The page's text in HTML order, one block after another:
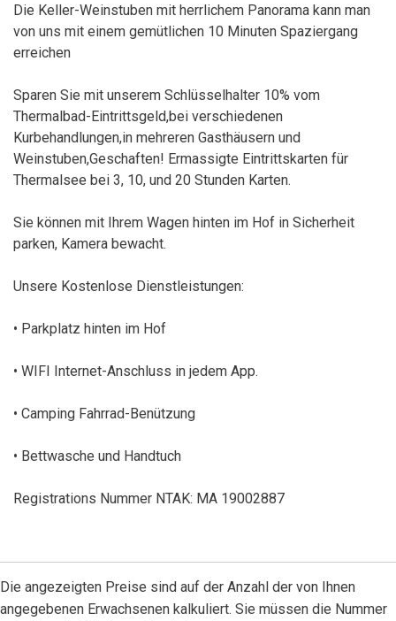
Die Keller-Weinstuben mit herrlichem Panorama kann man
von uns mit einem gemütlichen 10 Minuten Spaziergang
erreichen
Sparen Sie mit unserem Schlüsselhalter 10% vom
Thermalbad-Eintrittsgeld,bei verschiedenen
Kurbehandlungen,in mehreren Gasthäusern und
Weinstuben,Geschaften! Ermassigte Eintrittskarten für
Thermalsee bei 3, 10, und 20 Stunden Karten.
Sie können mit Ihrem Wagen hinten im Hof in Sicherheit
parken, Kamera bewacht.
Unsere Kostenlose Dienstleistungen:
• Parkplatz hinten im Hof
• WIFI Internet-Anschluss in jedem App.
• Camping Fahrrad-Benützung
• Bettwasche und Handtuch
Registrations Nummer NTAK: MA 19002887
Die angezeigten Preise sind auf der Anzahl der von Ihnen
angegebenen Erwachsenen kalkuliert. Sie müssen die Nummer